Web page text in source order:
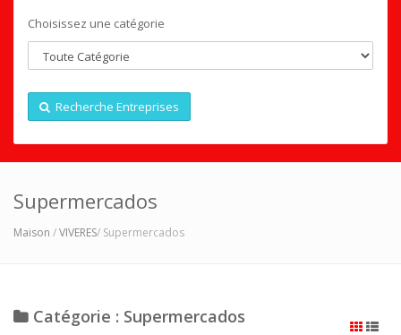
Choisissez une catégorie
Recherche Entreprises
Supermercados
Maison /VIVERES/ Supermercados
Catégorie : Supermercados